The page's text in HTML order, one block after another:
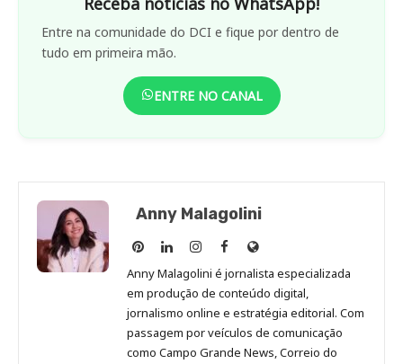
Entre na comunidade do DCI e fique por dentro de
tudo em primeira mão.
ENTRE NO CANAL
Anny Malagolini
Anny
Malagolini
no
Pinterest
Anny
Malagolini
no
LinkedIn
Anny
Malagolini
no
Instagram
Anny
Malagolini
no
Facebook
Site
de
Anny
Malagolini
Anny Malagolini é jornalista especializada
em produção de conteúdo digital,
jornalismo online e estratégia editorial. Com
passagem por veículos de comunicação
como Campo Grande News, Correio do